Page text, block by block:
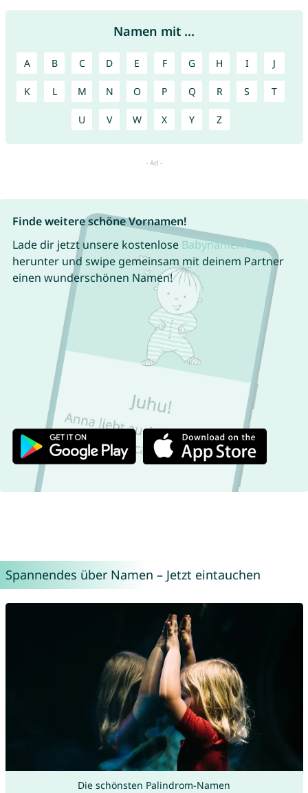
Namen mit ...
A B C D E F G H I J
K L M N O P Q R S T
U V W X Y Z
Finde weitere schöne Vornamen!
Lade dir jetzt unsere kostenlose Babynamen App
herunter und swipe gemeinsam mit deinem Partner
einen wunderschönen Namen!
Spannendes über Namen – Jetzt eintauchen
Die schönsten Palindrom-Namen